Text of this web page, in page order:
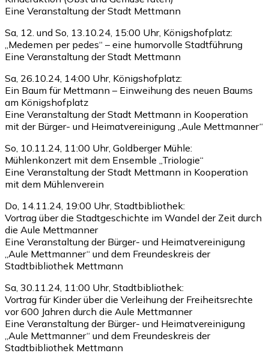
Eine Veranstaltung der Stadt Mettmann
Sa, 12. und So, 13.10.24, 15:00 Uhr, Königshofplatz:
„Medemen per pedes“ – eine humorvolle Stadtführung
Eine Veranstaltung der Stadt Mettmann
Sa, 26.10.24, 14:00 Uhr, Königshofplatz:
Ein Baum für Mettmann – Einweihung des neuen Baums
am Königshofplatz
Eine Veranstaltung der Stadt Mettmann in Kooperation
mit der Bürger- und Heimatvereinigung „Aule Mettmanner“
So, 10.11.24, 11:00 Uhr, Goldberger Mühle:
Mühlenkonzert mit dem Ensemble „Triologie“
Eine Veranstaltung der Stadt Mettmann in Kooperation
mit dem Mühlenverein
Do, 14.11.24, 19:00 Uhr, Stadtbibliothek:
Vortrag über die Stadtgeschichte im Wandel der Zeit durch
die Aule Mettmanner
Eine Veranstaltung der Bürger- und Heimatvereinigung
„Aule Mettmanner“ und dem Freundeskreis der
Stadtbibliothek Mettmann
Sa, 30.11.24, 11:00 Uhr, Stadtbibliothek:
Vortrag für Kinder über die Verleihung der Freiheitsrechte
vor 600 Jahren durch die Aule Mettmanner
Eine Veranstaltung der Bürger- und Heimatvereinigung
„Aule Mettmanner“ und dem Freundeskreis der
Stadtbibliothek Mettmann